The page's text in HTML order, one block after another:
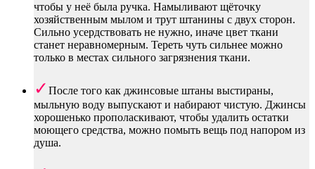
чтобы у неё была ручка. Намыливают щёточку
хозяйственным мылом и трут штанины с двух сторон.
Сильно усердствовать не нужно, иначе цвет ткани
станет неравномерным. Тереть чуть сильнее можно
только в местах сильного загрязнения ткани.
После того как джинсовые штаны выстираны,
мыльную воду выпускают и набирают чистую. Джинсы
хорошенько прополаскивают, чтобы удалить остатки
моющего средства, можно помыть вещь под напором из
душа.